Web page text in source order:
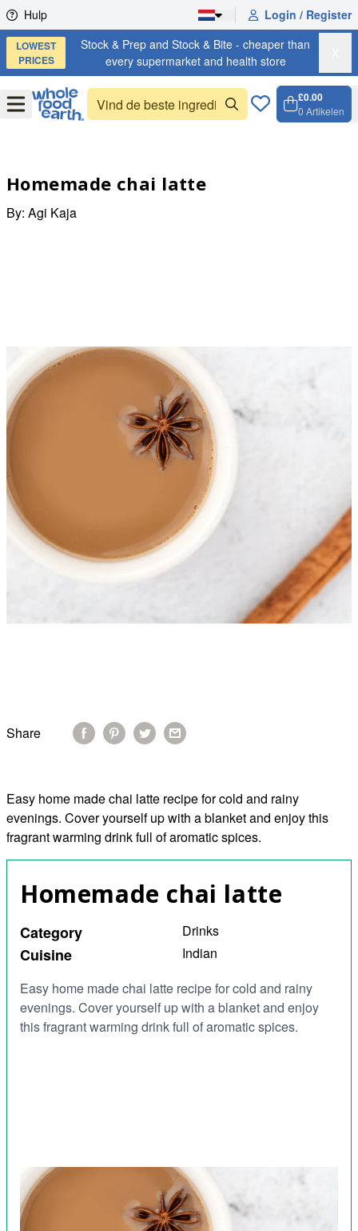
Skip to content
Hulp Login / Register
LOWEST
PRICES
Stock & Prep and Stock & Bite - cheaper than
every supermarket and health store
OpenMenu
£0.00
0 Artikelen
Homemade chai latte
By: Agi Kaja
Share
Easy home made chai latte recipe for cold and rainy
evenings. Cover yourself up with a blanket and enjoy this
fragrantwarming drink full of aromatic spices.
Homemade chai latte
Category Drinks
Cuisine
Indian
Easy home made chai latte recipe for cold and rainy
evenings. Cover yourself up with a blanket and enjoy
this fragrant warming drink full of aromatic spices.